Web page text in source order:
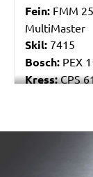
Fein: FMM
MultiMaster
Skil: 7415
Bosch: PEX
Kress:CPS
Peugeot:
/marketing/